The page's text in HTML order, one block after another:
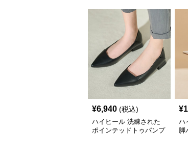
¥6,940 (税込)
ハイヒール 洗練された
ポインテッドトゥパンプ
¥
ハ
脚